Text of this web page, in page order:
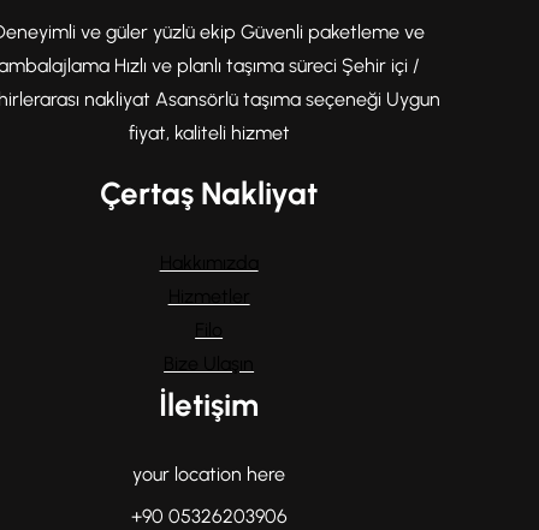
ve güler yüzlü ekip Güvenli paketleme ve
Hızlı ve planlı taşıma süreci Şehir içi /
nakliyat Asansörlü taşıma seçeneği Uygun
fiyat, kaliteli hizmet
Çertaş Nakliyat
İletişim
your location here
+90 05326203906